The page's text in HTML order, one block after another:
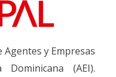
y Empresas
Dominicana (AEI).